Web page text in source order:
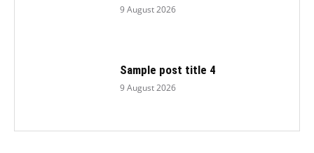
9 August 2026
Sample post title 4
9 August 2026